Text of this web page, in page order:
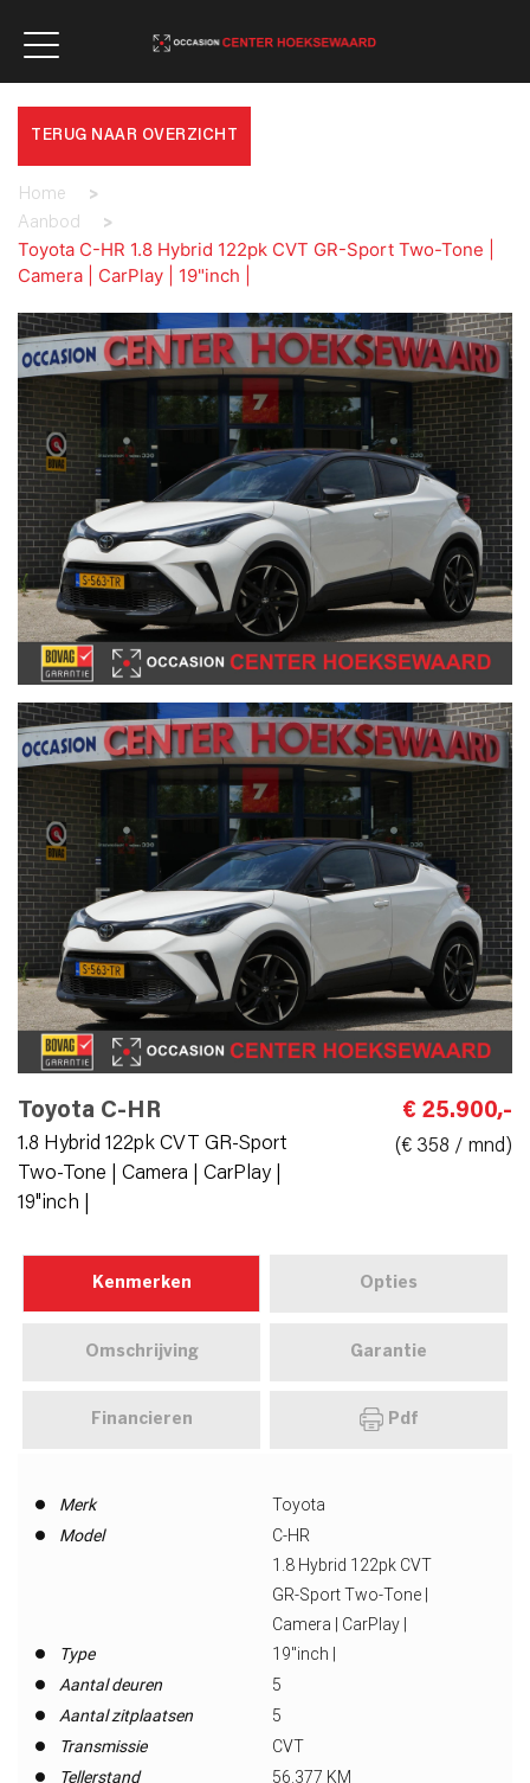
TERUG NAAR OVERZICHT
Home
>
Aanbod
>
Toyota C-HR 1.8 Hybrid 122pk CVT GR-Sport Two-Tone |
Camera | CarPlay | 19"inch |
Toyota C-HR
1.8 Hybrid 122pk CVT GR-Sport
Two-Tone | Camera | CarPlay |
19"inch |
€ 25.900,-
(€ 358 / mnd)
Kenmerken Opties
Omschrijving Garantie
Financieren Pdf
Merk
Toyota
Model
C-HR
Type
1.8 Hybrid 122pk CVT
GR-Sport Two-Tone |
Camera | CarPlay |
19"inch |
Aantal deuren
5
Aantal zitplaatsen
5
Transmissie
CVT
Tellerstand
56.377 KM